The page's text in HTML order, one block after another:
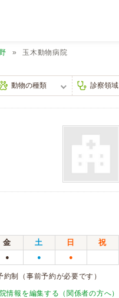
玉木動物病院
金 土 日
祝
● ● ●
制（事前予約が必要です）
情報を編集する（関係者の方へ）